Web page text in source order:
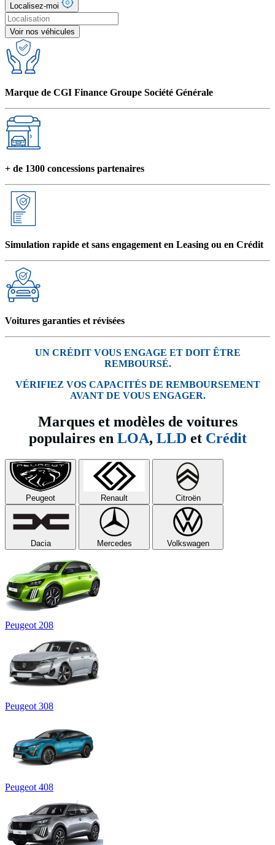
Localisez-moi
Voir nos véhicules
Marque de CGI Finance Groupe Société Générale
+ de 1300 concessions partenaires
Simulation rapide et sans engagement en Leasing ou en Crédit
Voitures garanties et révisées
UN CRÉDIT VOUS ENGAGE ET DOIT ÊTRE
REMBOURSÉ.
VÉRIFIEZ VOS CAPACITÉS DE REMBOURSEMENT
AVANT DE VOUS ENGAGER.
Marques et modèles de voitures
populaires en LOA, LLD et Crédit
Peugeot Renault Citroën
Dacia Mercedes Volkswagen
Peugeot 208
Peugeot 308
Peugeot 408